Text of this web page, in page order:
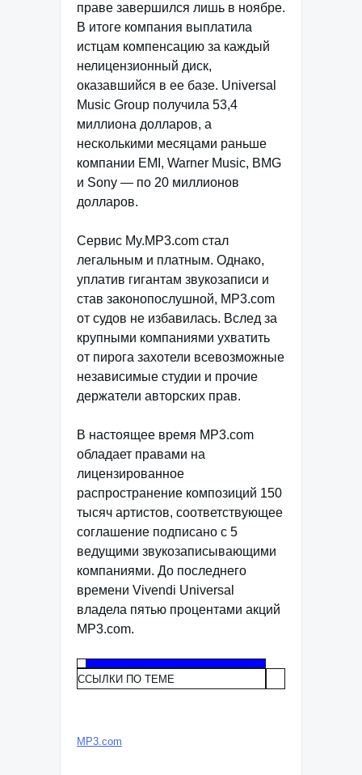
праве завершился лишь в ноябре.
В итоге компания выплатила
истцам компенсацию за каждый
нелицензионный диск,
оказавшийся в ее базе. Universal
Music Group получила 53,4
миллиона долларов, а
несколькими месяцами раньше
компании EMI, Warner Music, BMG
и Sony — по 20 миллионов
долларов.
Сервис My.MP3.com стал
легальным и платным. Однако,
уплатив гигантам звукозаписи и
став законопослушной, MP3.com
от судов не избавилась. Вслед за
крупными компаниями ухватить
от пирога захотели всевозможные
независимые студии и прочие
держатели авторских прав.
В настоящее время MP3.com
обладает правами на
лицензированное
распространение композиций 150
тысяч артистов, соответствующее
соглашение подписано с 5
ведущими звукозаписывающими
компаниями. До последнего
времени Vivendi Universal
владела пятью процентами акций
MP3.com.
ССЫЛКИ ПО ТЕМЕ
MP3.com